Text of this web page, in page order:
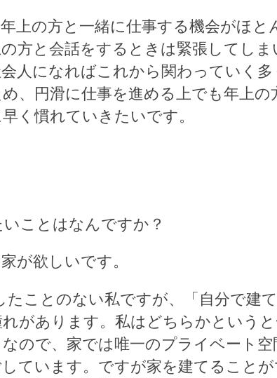
上の方と一緒に仕事する機会がほと
方と会話をするときは緊張してし
人になればこれから関わっていく
、円滑に仕事を進める上でも年上の
く慣れていきたいです。
ことはなんですか？
が欲しいです。
たことのない私ですが、「自分で建
があります。私はどちらかという
ので、家では唯一のプライベート
ています。ですが家を建てること